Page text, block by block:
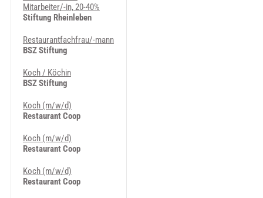
Mitarbeiter/-in, 20-40%
Stiftung Rheinleben
Restaurantfachfrau/-mann
BSZ Stiftung
Koch / Köchin
BSZ Stiftung
Koch (m/w/d)
Restaurant Coop
Koch (m/w/d)
Restaurant Coop
Koch (m/w/d)
Restaurant Coop